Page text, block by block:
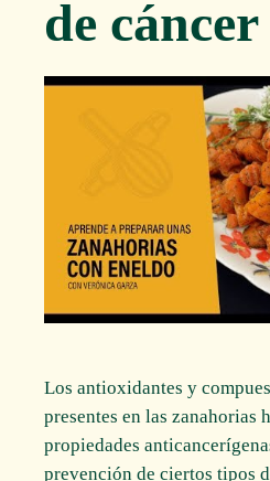
de cáncer
Los antioxidantes y
presentes en las zanahorias
propiedades
prevención de ciertos tipos